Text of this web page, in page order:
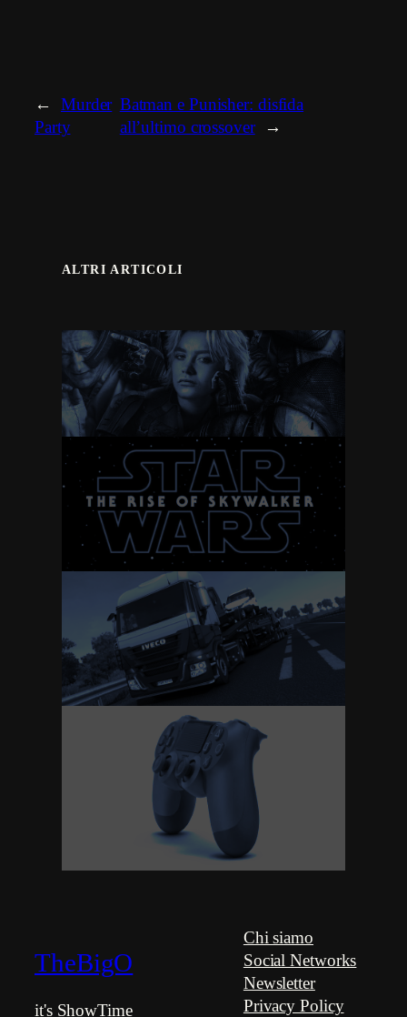
←
Murder
Party
Batman e Punisher: disfida
all’ultimo crossover
→
ALTRI ARTICOLI
Thunderbolts
Star Wars IX: The rise
of Skywalker
Euro Truck Simulator
2 – Italy (Anteprima)
A caccia del miglior
pad per PC: Sony
DualShock 4
TheBigO
it's ShowTime
Chi siamo
Social Networks
Newsletter
Privacy Policy